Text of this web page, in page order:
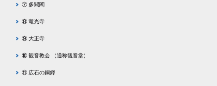
⑦ 多聞閣
⑧ 竜光寺
⑨ 大正寺
⑩ 観音教会 （通称観音堂）
⑪ 広石の銅鐸